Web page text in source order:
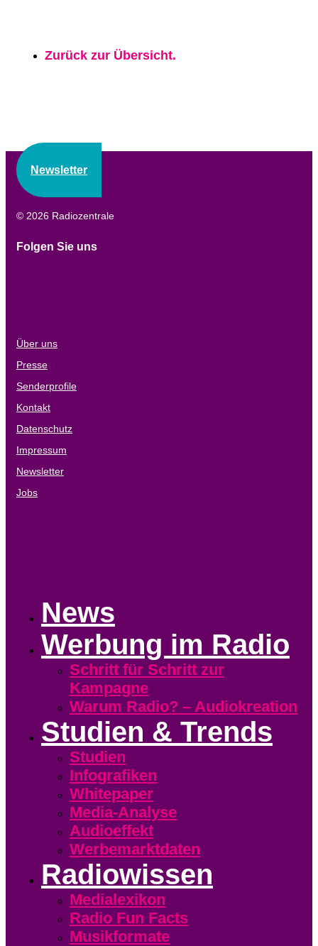
Zurück zur Übersicht.
Newsletter
© 2026 Radiozentrale
Folgen Sie uns
Über uns
Presse
Senderprofile
Kontakt
Datenschutz
Impressum
Newsletter
Jobs
News
Werbung im Radio
Schritt für Schritt zur
Kampagne
Warum Radio? – Audiokreation
Studien & Trends
Studien
Infografiken
Whitepaper
Media-Analyse
Audioeffekt
Werbemarktdaten
Radiowissen
Medialexikon
Radio Fun Facts
Musikformate